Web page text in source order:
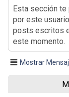
Esta sección
por este
posts escritos
este momento.
Mostrar